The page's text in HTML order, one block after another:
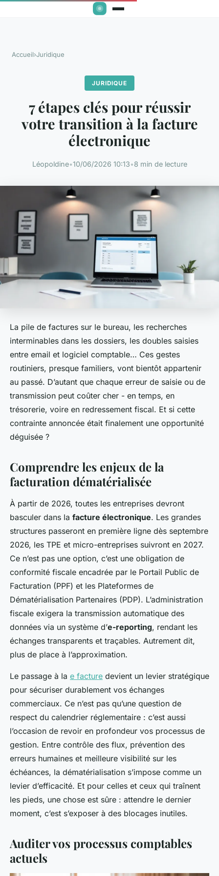
Accueil›Juridique
JURIDIQUE
7 étapes clés pour réussir
votre transition à la facture
électronique
Léopoldine•10/06/2026 10:13•8 min de lecture
La pile de factures sur le bureau, les recherches
interminables dans les dossiers, les doubles saisies
entre email et logiciel comptable… Ces gestes
routiniers, presque familiers, vont bientôt appartenir
au passé. D’autant que chaque erreur de saisie ou de
transmission peut coûter cher - en temps, en
trésorerie, voire en redressement fiscal. Et si cette
contrainte annoncée était finalement une opportunité
déguisée ?
Comprendre les enjeux de la
facturation dématérialisée
À partir de 2026, toutes les entreprises devront
basculer dans la facture électronique. Les grandes
structures passeront en première ligne dès septembre
2026, les TPE et micro-entreprises suivront en 2027.
Ce n’est pas une option, c’est une obligation de
conformité fiscale encadrée par le Portail Public de
Facturation (PPF) et les Plateformes de
Dématérialisation Partenaires (PDP). L’administration
fiscale exigera la transmission automatique des
données via un système d’e-reporting, rendant les
échanges transparents et traçables. Autrement dit,
plus de place à l’approximation.
Le passage à la e facture devient un levier stratégique
pour sécuriser durablement vos échanges
commerciaux. Ce n’est pas qu’une question de
respect du calendrier réglementaire : c’est aussi
l’occasion de revoir en profondeur vos processus de
gestion. Entre contrôle des flux, prévention des
erreurs humaines et meilleure visibilité sur les
échéances, la dématérialisation s’impose comme un
levier d’efficacité. Et pour celles et ceux qui traînent
les pieds, une chose est sûre : attendre le dernier
moment, c’est s’exposer à des blocages inutiles.
Auditer vos processus comptables
actuels